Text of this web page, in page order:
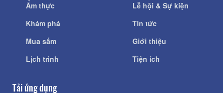
Ẩm thực
Khám phá
Mua sắm
Lịch trình
Lễ hội & Sự kiện
Tin tức
Giới thiệu
Tiện ích
Tải ứng dụng